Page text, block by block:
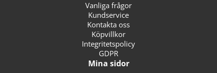
Vanliga frågor
Kundservice
Kontakta oss
Köpvillkor
Integritetspolicy
GDPR
Mina sidor